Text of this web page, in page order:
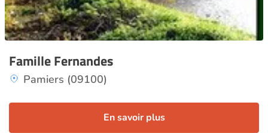
Famille Fernandes
Pamiers (09100)
En savoir plus